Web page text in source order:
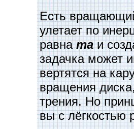
Есть
улетает по
равнаmaи
задачка может
вертятся на
вращения
трения. Но
вы с лёгкостью